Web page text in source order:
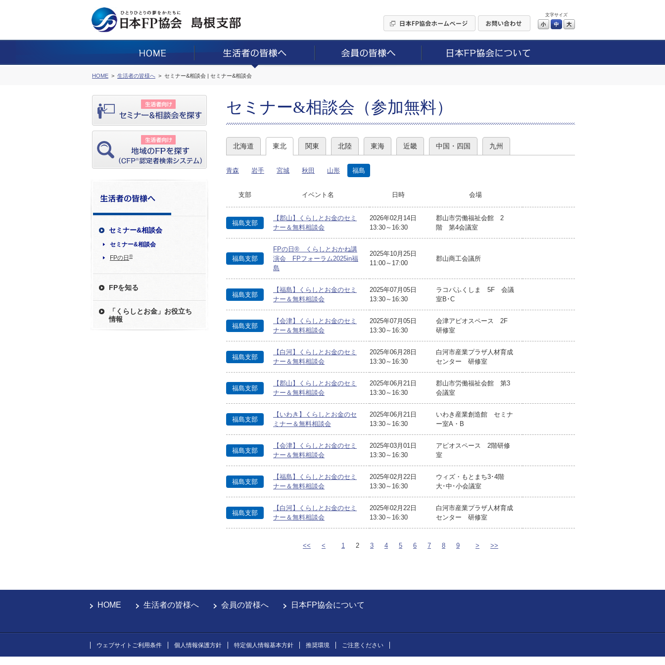
文字サイズ
小 中
HOME 生活者の皆様へ セミナー&相談会 | セミナー&相談会
セミナー&相談会
セミナー&相談会
FPの日 ®
FPを知る
「くらしとお金」お役立ち
情報
セミナー&相談会（参加無料）
北海道 東北 関東 北陸 東海 近畿 中国・四国 九州
青森 岩手 宮城 秋田 山形 福島
支部 イベント名 日時 会場
福島支部
【郡山】くらしとお金のセミ
ナー＆無料相談会
2026年02月14日
13:30～16:30
郡山市労働福祉会館 2
階 第4会議室
福島支部
FPの日® くらしとおかね講
演会 FPフォーラム2025in福
島
2025年10月25日
11:00～17:00
郡山商工会議所
福島支部
【福島】くらしとお金のセミ
ナー＆無料相談会
2025年07月05日
13:30～16:30
ラコパふくしま 5F 会議
室B･C
福島支部
【会津】くらしとお金のセミ
ナー＆無料相談会
2025年07月05日
13:30～16:30
会津アピオスペース 2F
研修室
福島支部
【白河】くらしとお金のセミ
ナー＆無料相談会
2025年06月28日
13:30～16:30
白河市産業プラザ人材育成
センター 研修室
福島支部
【郡山】くらしとお金のセミ
ナー＆無料相談会
2025年06月21日
13:30～16:30
郡山市労働福祉会館 第3
会議室
福島支部
【いわき】くらしとお金のセ
ミナー＆無料相談会
2025年06月21日
13:30～16:30
いわき産業創造館 セミナ
ー室A・B
福島支部
【会津】くらしとお金のセミ
ナー＆無料相談会
2025年03月01日
13:30～16:30
アピオスペース 2階研修
室
福島支部
【福島】くらしとお金のセミ
ナー＆無料相談会
2025年02月22日
13:30～16:30
ウィズ・もとまち3･4階
大･中･小会議室
福島支部
【白河】くらしとお金のセミ
ナー＆無料相談会
2025年02月22日
13:30～16:30
白河市産業プラザ人材育成
センター 研修室
<< < 1 2 3 4 5 6 7 8 9 > >>
HOME 生活者の皆様へ 会員の皆様へ 日本FP協会について
ウェブサイトご利用条件 個人情報保護方針 特定個人情報基本方針 推奨環境 ご注意ください